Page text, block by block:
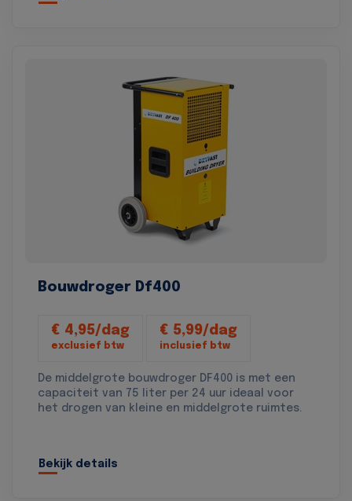
Bouwdroger Df400
€ 4,95/dag
exclusief btw
€ 5,99/dag
inclusief btw
De middelgrote bouwdroger DF400 is met een
capaciteit van 75 liter per 24 uur ideaal voor
het drogen van kleine en middelgrote ruimtes.
Bekijk details